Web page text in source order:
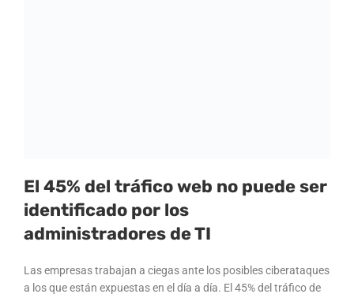
El 45% del tráfico web no puede ser
identificado por los
administradores de TI
Las empresas trabajan a ciegas ante los posibles ciberataques
a los que están expuestas en el día a día. El 45% del tráfico de